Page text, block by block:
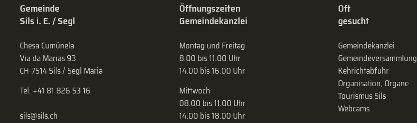
Gemeinde
Sils i. E. / Segl
Chesa Cumünela
Via da Marias 93
CH-7514 Sils / Segl Maria
Tel. +41 81 826 53 16
sils@sils.ch
Öffnungszeiten
Gemeindekanzlei
Montag und Freitag
8.00 bis 11.00 Uhr
14.00 bis 16.00 Uhr
Mittwoch
08.00 bis 11.00 Uhr
14.00 bis 18.00 Uhr
Oft
gesucht
Gemeindekanzlei
Gemeinde­versammlung
Kehrichtabfuhr
Organisation, Organe
Tourismus Sils
Webcams